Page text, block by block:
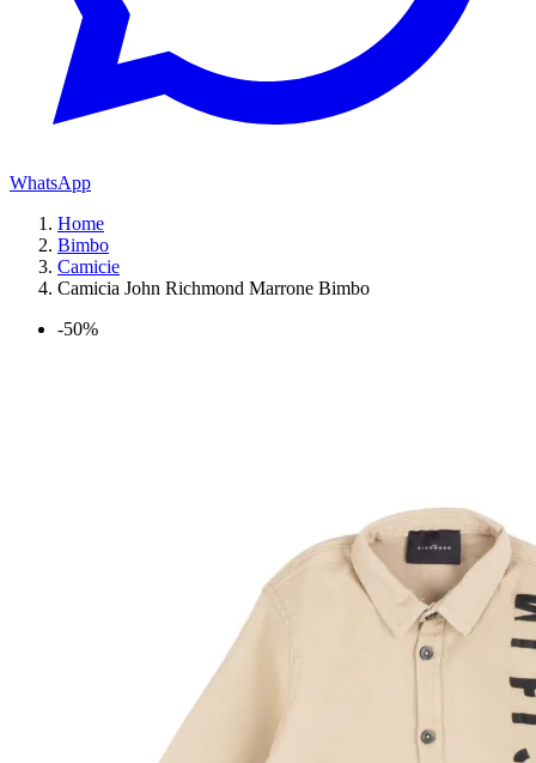
WhatsApp
Home
Bimbo
Camicie
Camicia John Richmond Marrone Bimbo
-50%